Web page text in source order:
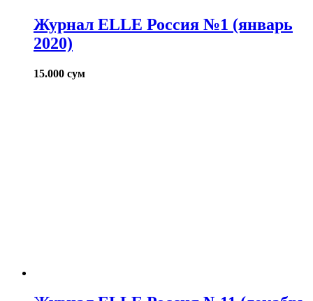
Журнал ELLE Россия №1 (январь
2020)
15.000 сум